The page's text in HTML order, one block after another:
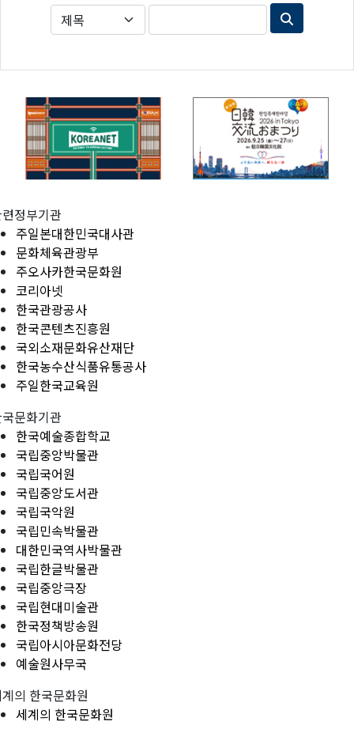
정부기관
주일본대한민국대사관
문화체육관광부
주오사카한국문화원
코리아넷
한국관광공사
한국콘텐츠진흥원
국외소재문화유산재단
한국농수산식품유통공사
주일한국교육원
문화기관
한국예술종합학교
국립중앙박물관
국립국어원
국립중앙도서관
국립국악원
국립민속박물관
대한민국역사박물관
국립한글박물관
국립중앙극장
국립현대미술관
한국정책방송원
국립아시아문화전당
예술원사무국
의 한국문화원
세계의 한국문화원